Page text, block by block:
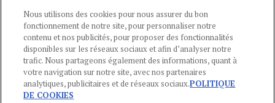
CGU-POLITIQUE DE CONFIDENTIALITÉ -POLITIQUE DES COOKIES
MENTIONS LÉGALES -AIDE
CONTACT
Nous utilisons des cookies pour nous assurer du bon
fonctionnement de notre site, pour personnaliser notre
contenu et nos publicités, pour proposer des fonctionnalités
disponibles sur les réseaux sociaux et afin d’analyser notre
trafic. Nous partageons également des informations, quant à
votre navigation sur notre site, avec nos partenaires
analytiques, publicitaires et de réseaux sociaux.POLITIQUE
DE COOKIES